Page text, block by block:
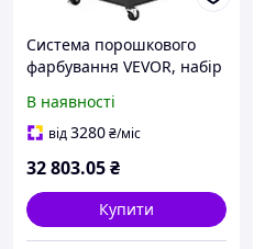
Система порошкового
фарбування VEVOR, набір
порошкового фарбування
40 Вт 100 кВ з 50-
В наявності
від3280₴/міс
32 803.05₴
Купити